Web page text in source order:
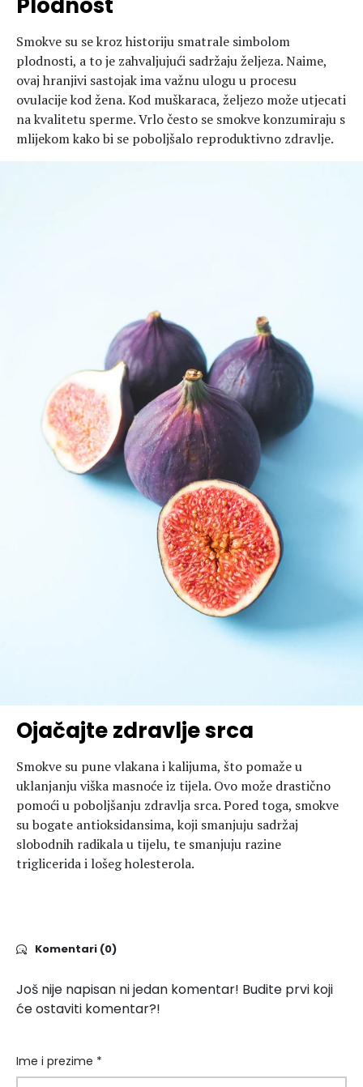
Smokve su se kroz historiju smatrale simbolom
plodnosti, a to je zahvaljujući sadržaju željeza. Naime,
ovaj hranjivi sastojak ima važnu ulogu u procesu
ovulacije kod žena. Kod muškaraca, željezo može utjecati
na kvalitetu sperme. Vrlo često se smokve konzumiraju s
mlijekom kako bi se poboljšalo reproduktivno zdravlje.
Ojačajte zdravlje srca
Smokve su pune vlakana i kalijuma, što pomaže u
uklanjanju viška masnoće iz tijela. Ovo može drastično
pomoći u poboljšanju zdravlja srca. Pored toga, smokve
su bogate antioksidansima, koji smanjuju sadržaj
slobodnih radikala u tijelu, te smanjuju razine
triglicerida i lošeg holesterola.
Komentari (0)
Još nije napisan ni jedan komentar! Budite prvi koji
će ostaviti komentar?!
Ime i prezime *